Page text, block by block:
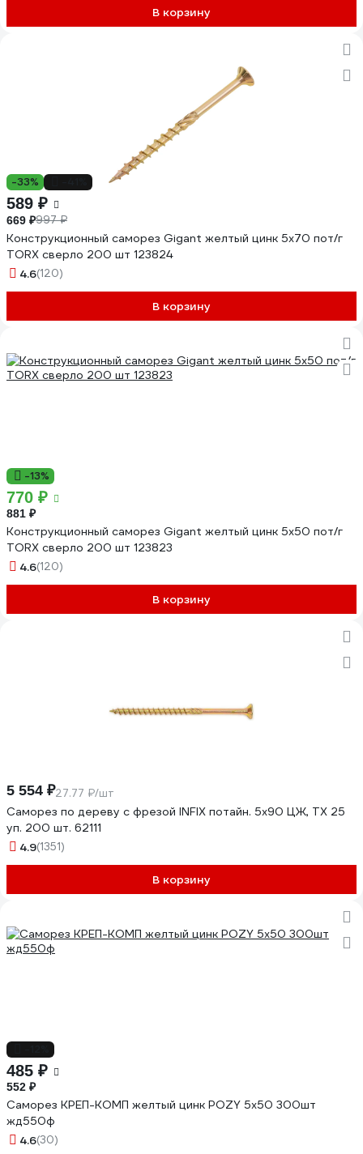
В корзину
-33%
589 ₽
669 ₽997 ₽
Конструкционный саморез Gigant желтый цинк 5x70 пот/г
TORX сверло 200 шт 123824
4.6(120)
В корзину
-13%
770 ₽
881 ₽
Конструкционный саморез Gigant желтый цинк 5x50 пот/г
TORX сверло 200 шт 123823
4.6(120)
В корзину
5 554 ₽27.77 ₽/шт
Саморез по дереву с фрезой INFIX потайн. 5х90 ЦЖ, TX 25
уп. 200 шт. 62111
4.9(1351)
В корзину
485 ₽
552 ₽
Саморез КРЕП-КОМП желтый цинк POZY 5х50 300шт
жд550ф
4.6(30)